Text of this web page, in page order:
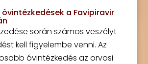
óvintézkedések a Favipiravir
során számos veszélyt
kell figyelembe venni. Az
óvintézkedés az orvosi